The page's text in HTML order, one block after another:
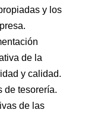
y los
de la
y calidad.
de tesorería.
de las